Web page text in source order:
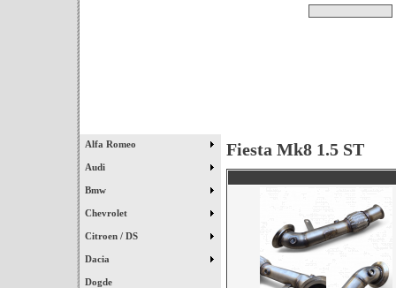
Alfa Romeo
Audi
Bmw
Chevrolet
Citroen / DS
Dacia
Dogde
Fiesta Mk8 1.5 ST